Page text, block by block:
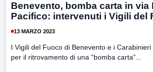
Benevento, bomba carta in via
Pacifico: intervenuti i Vigili del
13 MARZO 2023
I Vigili del Fuoco di Benevento e i
per il ritrovamento di una “bomba carta”...